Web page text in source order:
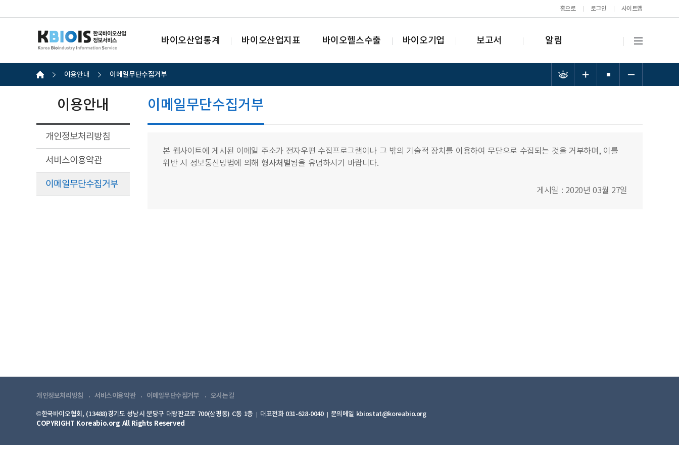
홈으로 로그인 사이트맵
바이오산업통계 바이오산업지표 바이오헬스수출 바이오기업 보고서 알림
이용안내 이메일무단수집거부
이용안내
개인정보처리방침
서비스이용약관
이메일무단수집거부
이메일무단수집거부
본 웹사이트에 게시된 이메일 주소가 전자우편 수집프로그램이나 그 밖의 기술적 장치를 이용하여 무단으로 수집되는 것을 거부하며, 이를
위반 시 정보통신망법에 의해 형사처벌됨을 유념하시기 바랍니다.
게시일 : 2020년 03월 27일
개인정보처리방침 서비스이용약관 이메일무단수집거부 오시는길
©한국바이오협회, (13488)경기도 성남시 분당구 대왕판교로 700(삼평동) C동 1층 대표전화 031-628-0040
문의메일 kbiostat@koreabio.org
COPYRIGHT Koreabio.org All Rights Reserved